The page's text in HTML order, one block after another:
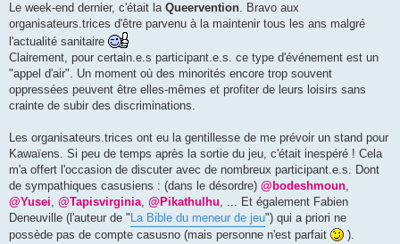
s
a
e
Le week-end dernier, c'était la Queervention . Bravo aux
organisateurs.trices d'être parvenu à la maintenir tous les ans malgré
l'actualité sanitaire
Clairement, pour certain.e.s participant.e.s. ce type d'événement est un
"appel d'air". Un moment où des minorités encore trop souvent
oppressées peuvent être elles-mêmes et profiter de leurs loisirs sans
crainte de subir des discriminations.
Les organisateurs.trices ont eu la gentillesse de me prévoir un stand pour
Kawaïens. Si peu de temps après la sortie du jeu, c'était inespéré ! Cela
m'a offert l'occasion de discuter avec de nombreux participant.e.s. Dont
de sympathiques casusiens : (dans le désordre) @bodeshmoun
@Yusei @Tapisvirginia @Pikathulhu , ... Et également Fabien
Deneuville (l'auteur de "La Bible du meneur de jeu") qui a priori ne
possède pas de compte casusno (mais personne n'est parfait
).